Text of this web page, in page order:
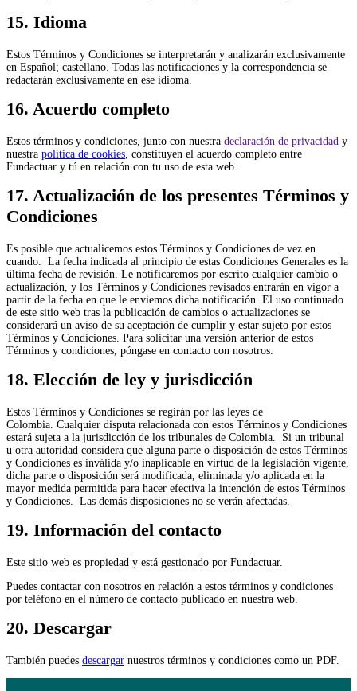
15. Idioma
Estos Términos y Condiciones se interpretarán y analizarán exclusivamente
en Español; castellano. Todas las notificaciones y la correspondencia se
redactarán exclusivamente en ese idioma.
16. Acuerdo completo
Estos términos y condiciones, junto con nuestra declaración de privacidad y
nuestra política de cookies , constituyen el acuerdo completo entre
Fundactuar y tú en relación con tu uso de esta web.
17. Actualización de los presentes Términos y
Condiciones
Es posible que actualicemos estos Términos y Condiciones de vez en
cuando. La fecha indicada al principio de estas Condiciones Generales es la
última fecha de revisión. Le notificaremos por escrito cualquier cambio o
actualización, y los Términos y Condiciones revisados entrarán en vigor a
partir de la fecha en que le enviemos dicha notificación. El uso continuado
de este sitio web tras la publicación de cambios o actualizaciones se
considerará un aviso de su aceptación de cumplir y estar sujeto por estos
Términos y Condiciones. Para solicitar una versión anterior de estos
Términos y condiciones, póngase en contacto con nosotros.
18. Elección de ley y jurisdicción
Estos Términos y Condiciones se regirán por las leyes de
Colombia. Cualquier disputa relacionada con estos Términos y Condiciones
estará sujeta a la jurisdicción de los tribunales de Colombia. Si un tribunal
u otra autoridad considera que alguna parte o disposición de estos Términos
y Condiciones es inválida y/o inaplicable en virtud de la legislación vigente,
dicha parte o disposición será modificada, eliminada y/o aplicada en la
mayor medida permitida para hacer efectiva la intención de estos Términos
y Condiciones. Las demás disposiciones no se verán afectadas.
19. Información del contacto
Este sitio web es propiedad y está gestionado por Fundactuar.
Puedes contactar con nosotros en relación a estos términos y condiciones
por teléfono en el número de contacto publicado en nuestra web.
20. Descargar
También puedes descargar nuestros términos y condiciones como un PDF.